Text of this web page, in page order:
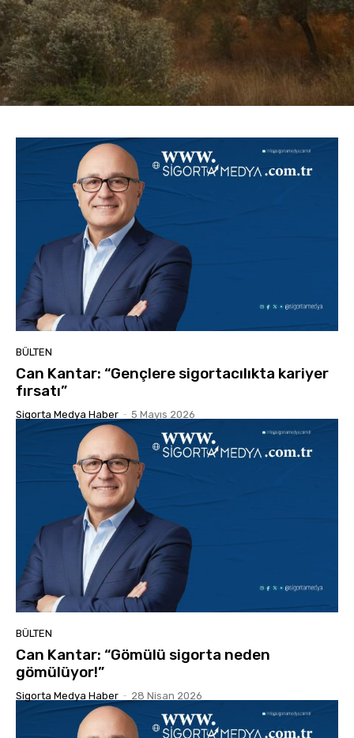
BÜLTEN
Can Kantar: “Gençlere sigortacılıkta kariyer
fırsatı”
Sigorta Medya Haber - 5 Mayıs 2026
BÜLTEN
Can Kantar: “Gömülü sigorta neden
gömülüyor!”
Sigorta Medya Haber - 28 Nisan 2026